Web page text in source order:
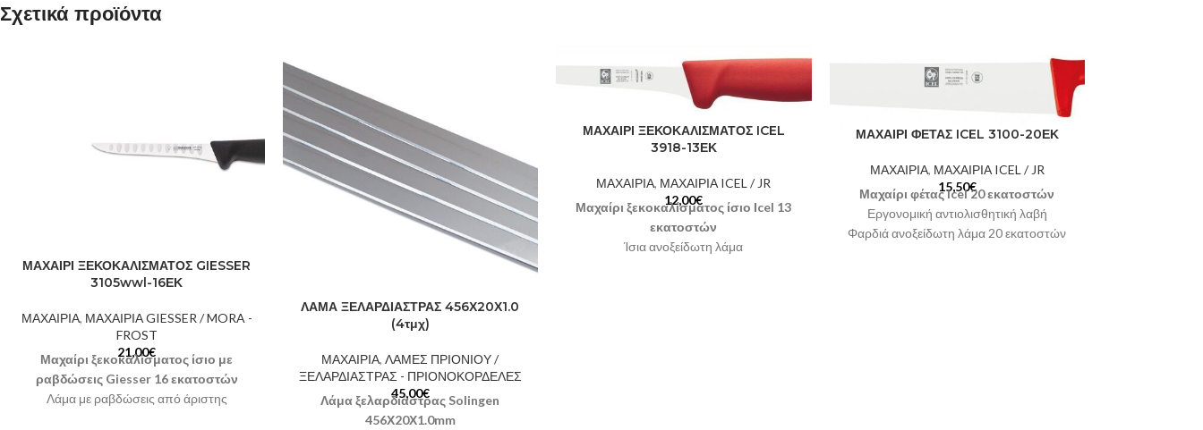
Σχετικά προϊόντα
ΜΑΧΑΙΡΙ ΞΕΚΟΚΑΛΙΣΜΑΤΟΣ GIESSER
3105wwl-16ΕΚ
ΜΑΧΑΙΡΙΑ, ΜΑΧΑΙΡΙΑ GIESSER / MORA -
FROST
21,00€
Μαχαίρι ξεκοκαλίσματος ίσιο με
ραβδώσεις Giesser 16 εκατοστών
Λάμα με ραβδώσεις από άριστης
ΛΑΜΑ ΞΕΛΑΡΔΙΑΣΤΡΑΣ 456Χ20Χ1.0
(4τμχ)
ΜΑΧΑΙΡΙΑ,ΛΑΜΕΣ ΠΡΙΟΝΙΟΥ /
ΞΕΛΑΡΔΙΑΣΤΡΑΣ - ΠΡΙΟΝΟΚΟΡΔΕΛΕΣ
45,00€
Λάμα ξελαρδιάστρας Solingen
456Χ20Χ1.0mm
ΜΑΧΑΙΡΙ ΞΕΚΟΚΑΛΙΣΜΑΤΟΣ ICEL
3918-13ΕΚ
ΜΑΧΑΙΡΙΑ, ΜΑΧΑΙΡΙΑ ICEL / JR
12,00€
Μαχαίρι ξεκοκαλίσματος ίσιο Ιcel 13
εκατοστών
Ίσια ανοξείδωτη λάμα
ΜΑΧΑΙΡΙ ΦΕΤΑΣ ICEL 3100-20ΕΚ
ΜΑΧΑΙΡΙΑ, ΜΑΧΑΙΡΙΑ ICEL / JR
15,50€
Μαχαίρι φέτας Icel 20 εκατοστών
Εργονομική αντιολισθητική λαβή
Φαρδιά ανοξείδωτη λάμα 20 εκατοστών